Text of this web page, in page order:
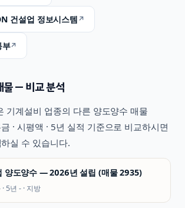
건설업 정보시스템↗
부↗
물 — 비교 분석
기계설비 업종의 다른 양도양수 매물
· 시평액 · 5년 실적 기준으로 비교하시면
실 수 있습니다.
양도양수 — 2026년 설립 (매물 2935)
· 5년- · 지방